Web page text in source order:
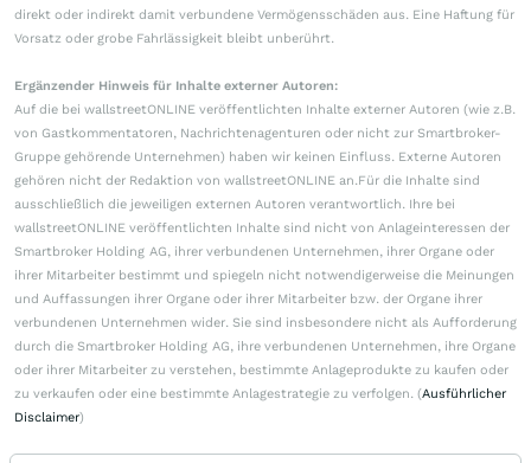
direkt oder indirekt damit verbundene Vermögensschäden aus. Eine Haftung für
Vorsatz oder grobe Fahrlässigkeit bleibt unberührt.
Ergänzender Hinweis für Inhalte externer Autoren:
Auf die bei wallstreetONLINE veröffentlichten Inhalte externer Autoren (wie z.B.
von Gastkommentatoren, Nachrichtenagenturen oder nicht zur Smartbroker-
Gruppe gehörende Unternehmen) haben wir keinen Einfluss. Externe Autoren
gehören nicht der Redaktion von wallstreetONLINE an.Für die Inhalte sind
ausschließlich die jeweiligen externen Autoren verantwortlich. Ihre bei
wallstreetONLINE veröffentlichten Inhalte sind nicht von Anlageinteressen der
Smartbroker Holding AG, ihrer verbundenen Unternehmen, ihrer Organe oder
ihrer Mitarbeiter bestimmt und spiegeln nicht notwendigerweise die Meinungen
und Auffassungen ihrer Organe oder ihrer Mitarbeiter bzw. der Organe ihrer
verbundenen Unternehmen wider. Sie sind insbesondere nicht als Aufforderung
durch die Smartbroker Holding AG, ihre verbundenen Unternehmen, ihre Organe
oder ihrer Mitarbeiter zu verstehen, bestimmte Anlageprodukte zu kaufen oder
zu verkaufen oder eine bestimmte Anlagestrategie zu verfolgen. (Ausführlicher
Disclaimer)